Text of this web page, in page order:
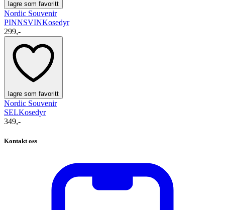
lagre som favoritt
Nordic Souvenir
PINNSVINKosedyr
299,-
lagre som favoritt
Nordic Souvenir
SELKosedyr
349,-
Kontakt oss